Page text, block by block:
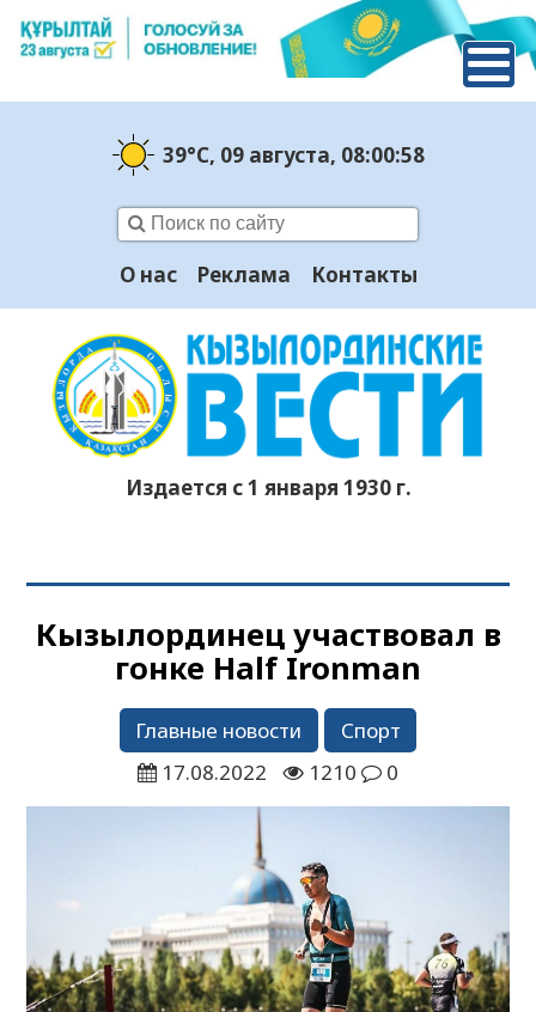
39°C, 09 августа, 08:01:00
О нас Реклама Контакты
Издается с 1 января 1930 г.
Кызылординец участвовал в
гонке Half Ironman
Главные новости
Спорт
17.08.2022
1210 0